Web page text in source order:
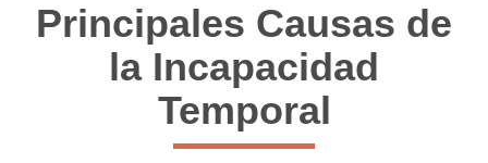
Principales Causas de
la Incapacidad
Temporal